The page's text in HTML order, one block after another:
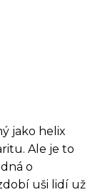
jako helix
Ale je to
o
uši lidí už